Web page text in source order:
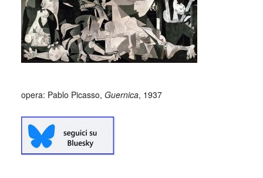
opera: Pablo Picasso, Guernica, 1937